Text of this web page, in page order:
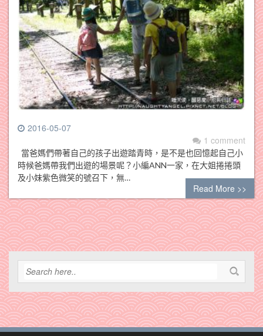
2016-05-07
1 comment
當爸媽們帶著自己的孩子出遊踏青時，是不是也回憶起自己小
時候爸媽帶我們出遊的場景呢？小編ANN一家，在大姐捲捲頭
及小妹紫色微笑的號召下，無…
Read More >>